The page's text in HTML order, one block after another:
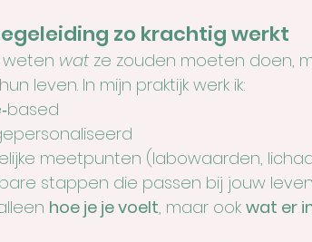
zo krachtig werkt
weten wat ze zouden moeten doen,
leven. In mijn praktijk werk ik:
meetpunten (labowaarden,
stappen die passen bij jouw leven
hoe je je voelt, maar ook wat er